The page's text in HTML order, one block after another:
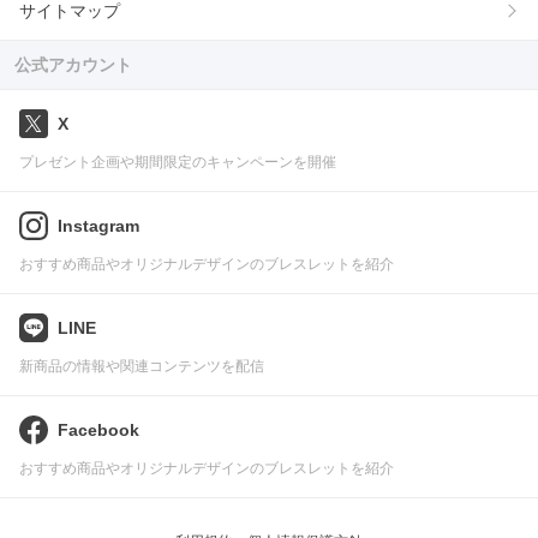
サイトマップ
公式アカウント
X
プレゼント企画や期間限定のキャンペーンを開催
Instagram
おすすめ商品やオリジナルデザインのブレスレットを紹介
LINE
新商品の情報や関連コンテンツを配信
Facebook
おすすめ商品やオリジナルデザインのブレスレットを紹介